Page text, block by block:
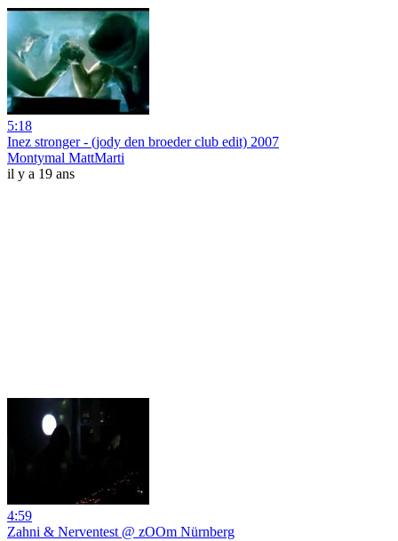
5:18
Inez stronger - (jody den broeder club edit) 2007
Montymal MattMarti
il y a 19 ans
4:59
Zahni & Nerventest @ zOOm Nürnberg